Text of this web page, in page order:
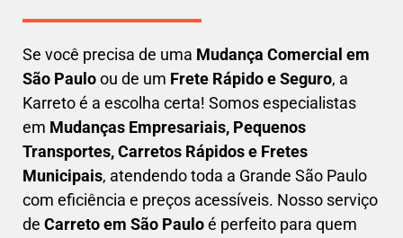
Se você precisa de uma Mudança Comercial em
São Pauloou de um Frete Rápido e Seguro, a
Karreto é a escolha certa! Somos especialistas
em Mudanças Empresariais, Pequenos
Transportes, Carretos Rápidos e Fretes
Municipais, atendendo toda a Grande São Paulo
com eficiência e preços acessíveis. Nosso serviço
de Carreto em São Pauloé perfeito para quem